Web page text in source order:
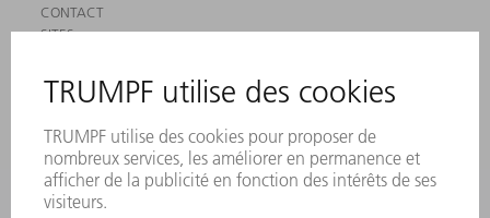
CONTACT
SITES
INSCRIPTION À LA NEWSLETTER
MYTRUMPF
PRODUITS
MACHINES & SYSTÈMES
LASER
ELECTRONIQUE DE PUISSANCE